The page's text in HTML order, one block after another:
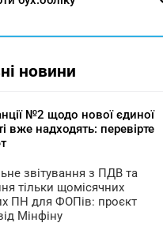
новини
№2 щодо нової єдиної
вже надходять: перевірте
звітування з ПДВ та
тільки щомісячних
ПН для ФОПів: проєкт
Мінфіну